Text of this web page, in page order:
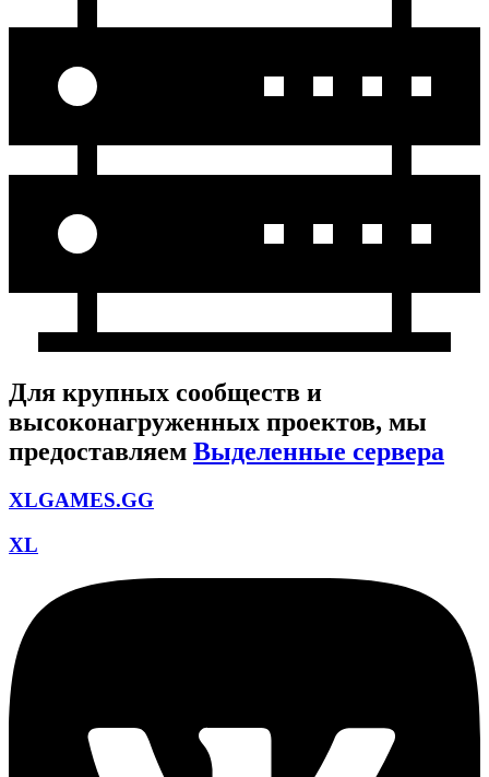
Для крупных сообществ и
высоконагруженных проектов, мы
предоставляем Выделенные сервера
XLGAMES.GG
XL